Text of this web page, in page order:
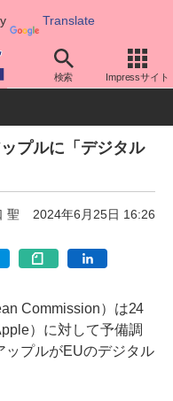
Translate
検索 Impressサイト
プルに「デジタル
聖 2024年6月25日 16:26
Commission）は24
）に対して予備調
ップルがEUのデジタル